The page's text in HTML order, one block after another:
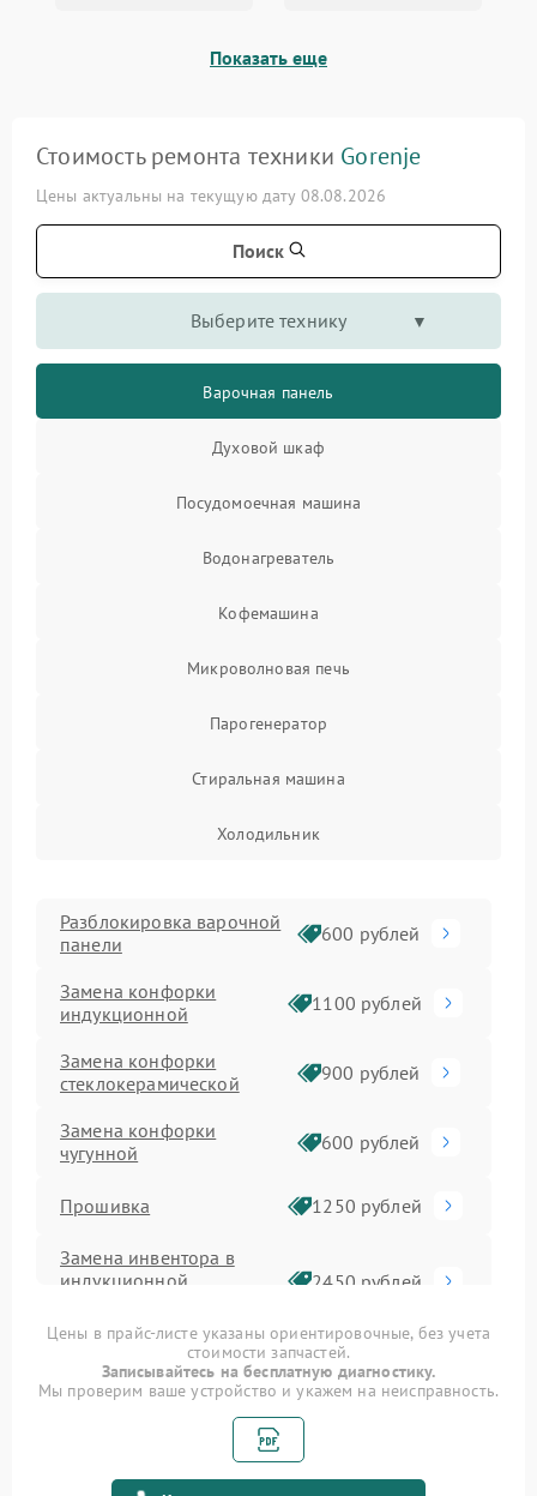
Показать еще
Стоимость ремонта техники Gorenje
Цены актуальны на текущую дату 08.08.2026
Поиск
Выберите технику
Варочная панель
Духовой шкаф
Посудомоечная машина
Водонагреватель
Кофемашина
Микроволновая печь
Парогенератор
Стиральная машина
Холодильник
Разблокировка варочной
панели
600 рублей
Замена конфорки
индукционной
1100 рублей
Замена конфорки
стеклокерамической
900 рублей
Замена конфорки
чугунной
600 рублей
Прошивка 1250 рублей
Замена инвентора в
индукционной
2450 рублей
Ремонт сенсора 1600 рублей
Замена панели
Ремонт модуля
Цены в прайс-листе указаны ориентировочные, без учета
стоимости запчастей.
Записывайтесь на бесплатную диагностику.
Мы проверим ваше устройство и укажем на неисправность.